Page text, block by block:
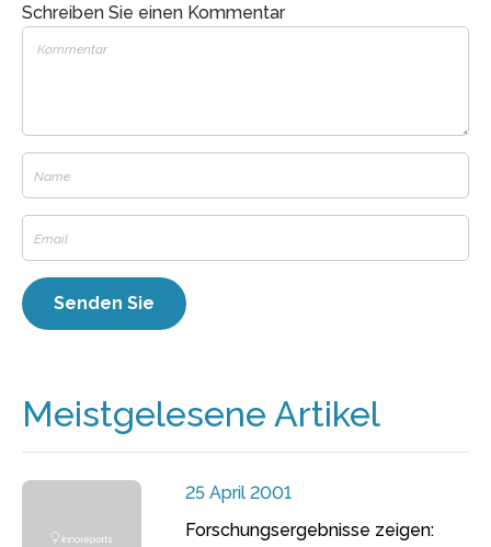
Schreiben Sie einen Kommentar
Meistgelesene Artikel
25 April 2001
Forschungsergebnisse zeigen: